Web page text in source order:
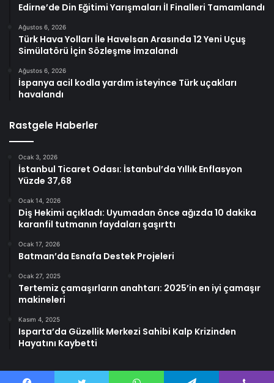
Edirne’de Din Eğitimi Yarışmaları İl Finalleri Tamamlandı
Ağustos 6, 2026
Türk Hava Yolları İle Havelsan Arasında 12 Yeni Uçuş
Simülatörü İçin Sözleşme İmzalandı
Ağustos 6, 2026
İspanya acil kodla yardım isteyince Türk uçakları
havalandı
Rastgele Haberler
Ocak 3, 2026
İstanbul Ticaret Odası: İstanbul’da Yıllık Enflasyon
Yüzde 37,68
Ocak 14, 2026
Diş Hekimi açıkladı: Uyumadan önce ağızda 10 dakika
karanfil tutmanın faydaları şaşırttı
Ocak 17, 2026
Batman’da Esnafa Destek Projeleri
Ocak 27, 2025
Tertemiz çamaşırların anahtarı: 2025’in en iyi çamaşır
makineleri
Kasım 4, 2025
Isparta’da Güzellik Merkezi Sahibi Kalp Krizinden
Hayatını Kaybetti